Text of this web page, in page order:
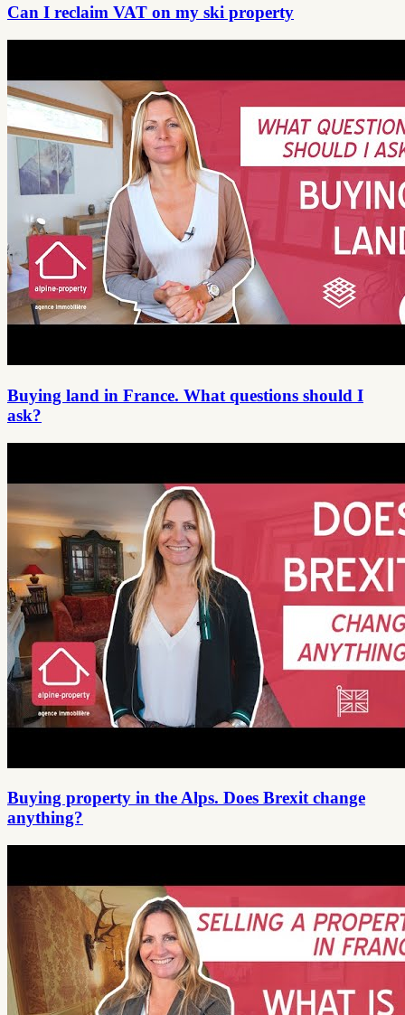
Can I reclaim VAT on my ski property
Buying land in France. What questions should I
ask?
Buying property in the Alps. Does Brexit change
anything?